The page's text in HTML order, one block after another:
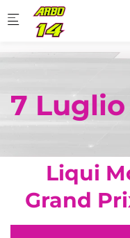
Skip to main content
7 Luglio
Liqui
Grand